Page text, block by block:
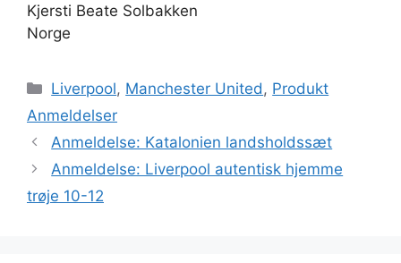
Kjersti Beate Solbakken
Norge
Kategorier
Liverpool, Manchester United , Produkt
Anmeldelser
Anmeldelse: Katalonien landsholdssæt
Anmeldelse: Liverpool autentisk hjemme
trøje 10-12